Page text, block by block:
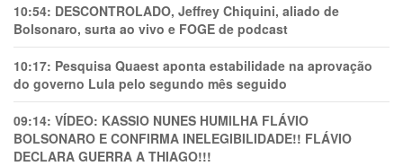
10:54: DESCONTROLADO, Jeffrey Chiquini, aliado de
Bolsonaro, surta ao vivo e FOGE de podcast
10:17: Pesquisa Quaest aponta estabilidade na aprovação
do governo Lula pelo segundo mês seguido
09:14: VÍDEO: KASSIO NUNES HUMlLHA FLÁVIO
BOLSONARO E CONFIRMA INELEGIBILIDADE!! FLÁVIO
DECLARA GUERRA A THIAGO!!!